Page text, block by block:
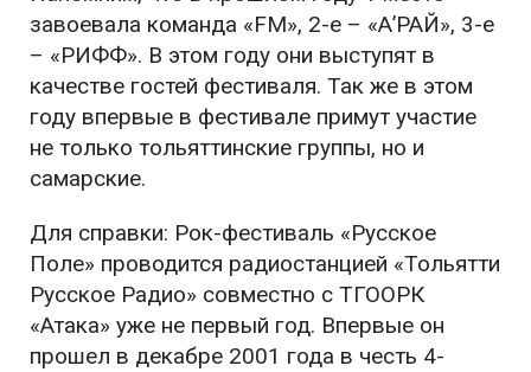
завоевала команда «FM», 2-е – «А’РАЙ», 3-е
– «РИФФ». В этом году они выступят в
качестве гостей фестиваля. Так же в этом
году впервые в фестивале примут участие
не только тольяттинские группы, но и
самарские.
Для справки: Рок-фестиваль «Русское
Поле» проводится радиостанцией «Тольятти
Русское Радио» совместно с ТГООРК
«Атака» уже не первый год. Впервые он
прошел в декабре 2001 года в честь 4-